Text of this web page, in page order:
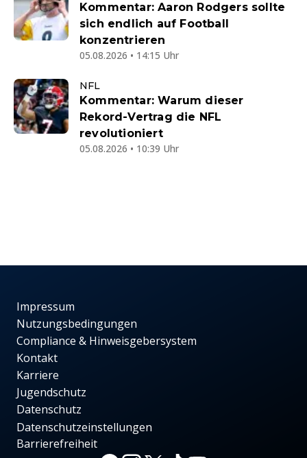
Kommentar: Aaron Rodgers sollte
sich endlich auf Football
konzentrieren
05.08.2026 • 14:15 Uhr
NFL
Kommentar: Warum dieser
Rekord-Vertrag die NFL
revolutioniert
05.08.2026 • 10:39 Uhr
Impressum
Nutzungsbedingungen
Compliance & Hinweisgebersystem
Kontakt
Karriere
Jugendschutz
Datenschutz
Datenschutzeinstellungen
Barrierefreiheit